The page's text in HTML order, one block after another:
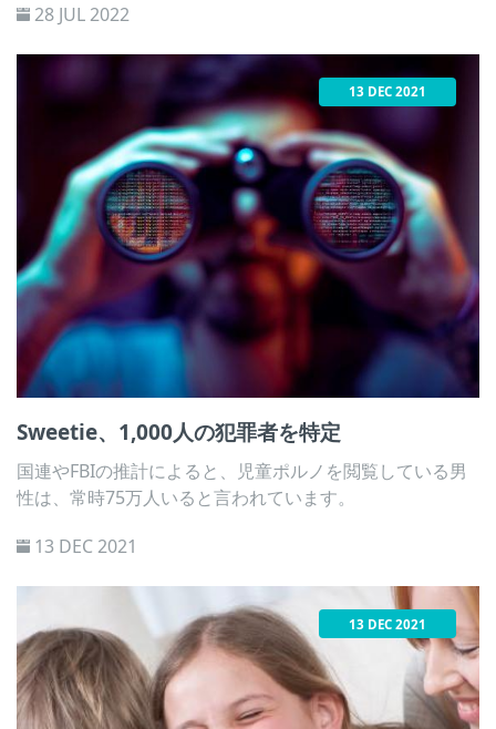
28 JUL 2022
13 DEC 2021
Sweetie、1,000人の犯罪者を特定
国連やFBIの推計によると、児童ポルノを閲覧している男
性は、常時75万人いると言われています。
13 DEC 2021
13 DEC 2021